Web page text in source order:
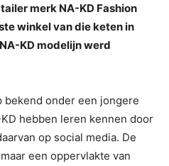
merk NA-KD Fashion
winkel van die keten in
KD modelijn werd
bekend onder een jongere
hebben leren kennen door
op social media. De
een oppervlakte van